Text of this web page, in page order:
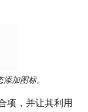
加图标。
项，并让其利用